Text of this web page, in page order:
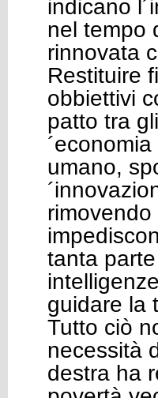
indicano
nel tempo
rinnovata
Restituire
obbiettivi
patto tra
umano,
tanta
guidare la
Tutto ciò
necessità
destra ha